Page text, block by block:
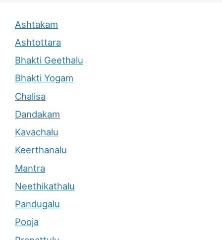
Ashtakam
Ashtottara
Bhakti Geethalu
Bhakti Yogam
Chalisa
Dandakam
Kavachalu
Keerthanalu
Mantra
Neethikathalu
Pandugalu
Pooja